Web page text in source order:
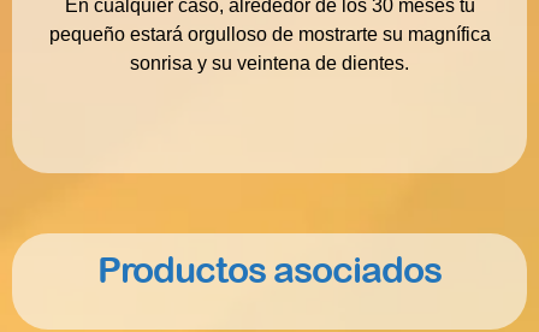
En cualquier caso, alrededor de los 30 meses tu
pequeño estará orgulloso de mostrarte su magnífica
sonrisa y su veintena de dientes.
Productos asociados